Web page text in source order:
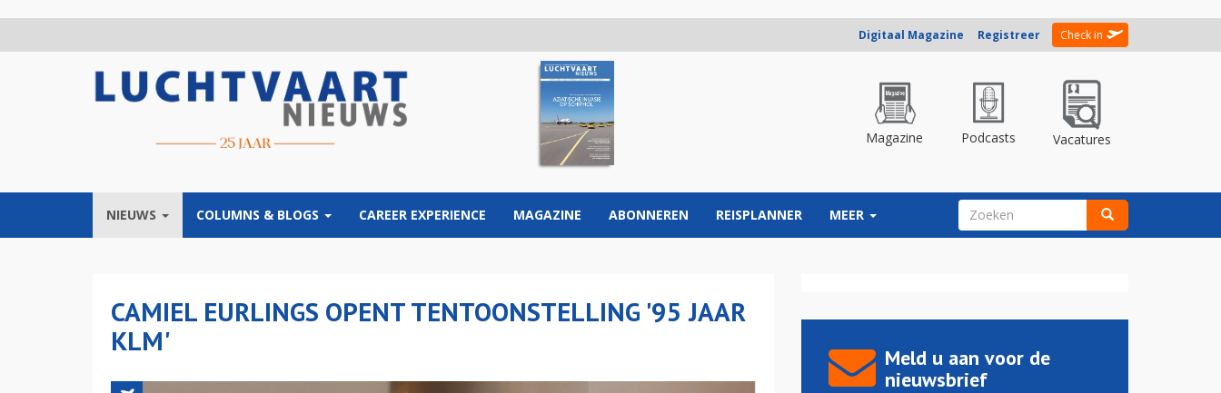
Digitaal Magazine Registreer Check in
Magazine Podcasts Vacatures
NIEUWS COLUMNS & BLOGS CAREER EXPERIENCE MAGAZINE ABONNEREN REISPLANNER MEER ZOEKVELD
CAMIEL EURLINGS OPENT TENTOONSTELLING '95 JAAR
KLM'
Meld u aan voor de
nieuwsbrief